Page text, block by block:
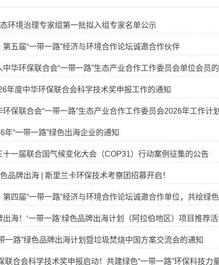
态环境治理专家组第一批拟入组专家名单公示
五届“一带一路”经济与环境合作论坛诚邀合作伙伴
华环保联合会“一带一路”生态产业合作工作委员会单位会员
年度中华环保联合会科学技术奖申报工作的通知
环保联合会“一带一路”生态产业合作工作委员会2026年工作计
年“一带一路”绿色出海企业的通知
十一届联合国气候变化大会（COP31）行动案例征集的公告
品牌出海 | 斯里兰卡环保技术考察团招募开启！
第四届“一带一路”经济与环境合作论坛诚邀合作单位，共绘绿
海！‘一带一路’绿色品牌出海计划（阿拉伯地区）项目推荐
一路”绿色品牌出海计划暨垃圾焚烧中国方案交流会的通知
联合会科学技术奖申报启动！共建绿色“一带一路”环保科技力